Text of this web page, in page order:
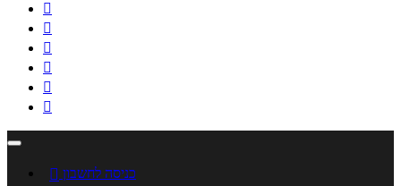






 כניסה לחשבון